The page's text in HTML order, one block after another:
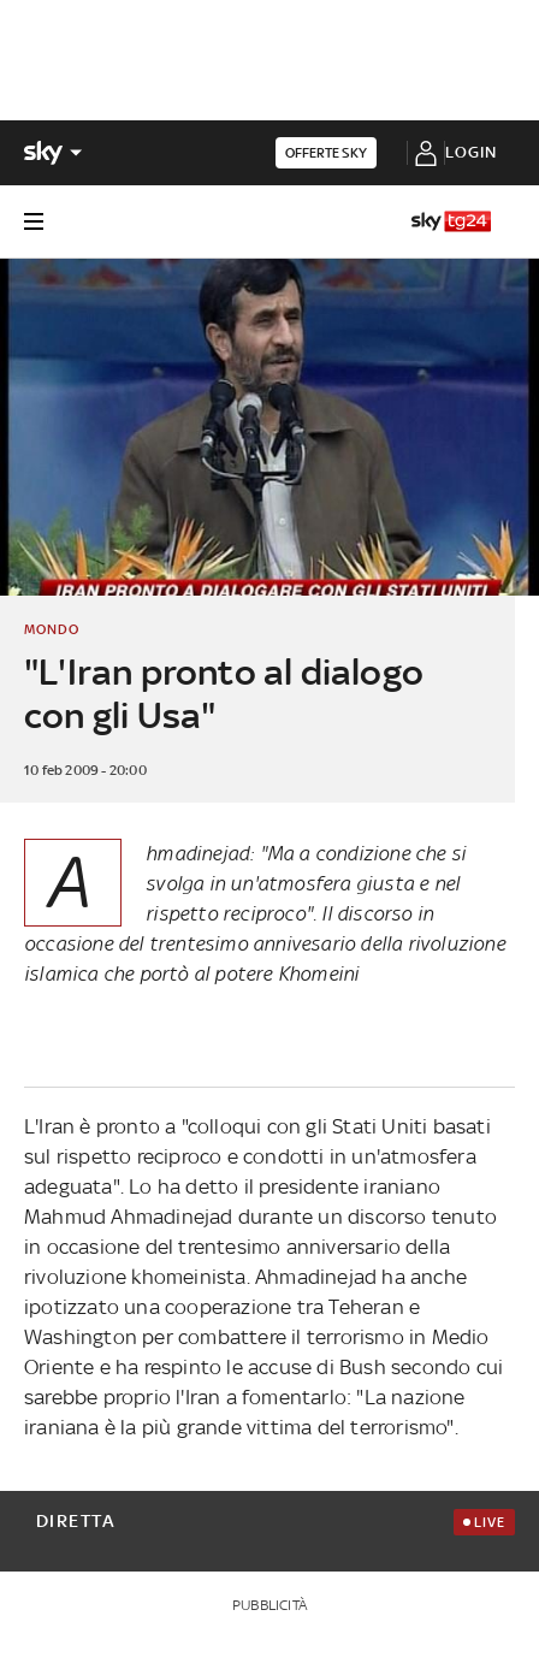
OFFERTE SKY LOGIN
"L'Iran pronto al dialogo
con gli Usa"
MONDO
10 feb 2009 - 20:00
A
hmadinejad: "Ma a condizione che si
svolga in un'atmosfera giusta e nel
rispetto reciproco". Il discorso in
occasione del trentesimo annivesario della rivoluzione
islamica che portò al potere Khomeini
L'Iran è pronto a "colloqui con gli Stati Uniti basati
sul rispetto reciproco e condotti in un'atmosfera
adeguata". Lo ha detto il presidente iraniano
Mahmud Ahmadinejad durante un discorso tenuto
in occasione del trentesimo anniversario della
rivoluzione khomeinista. Ahmadinejad ha anche
ipotizzato una cooperazione tra Teheran e
Washington per combattere il terrorismo in Medio
Oriente e ha respinto le accuse di Bush secondo cui
sarebbe proprio l'Iran a fomentarlo: "La nazione
iraniana è la più grande vittima del terrorismo".
DIRETTA LIVE
PUBBLICITÀ